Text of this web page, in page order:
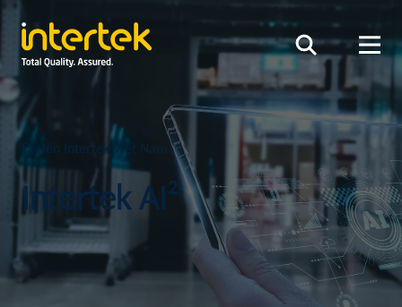
Đi đến Intertek Việt Nam
Intertek AI²